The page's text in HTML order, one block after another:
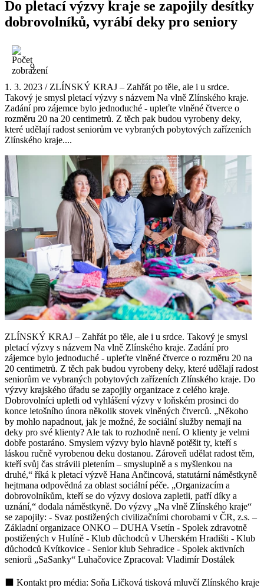
Do pletací výzvy kraje se zapojily desítky
dobrovolníků, vyrábí deky pro seniory
9
1. 3. 2023 / ZLÍNSKÝ KRAJ – Zahřát po těle, ale i u srdce.
Takový je smysl pletací výzvy s názvem Na vlně Zlínského kraje.
Zadání pro zájemce bylo jednoduché - upleťte vlněné čtverce o
rozměru 20 na 20 centimetrů. Z těch pak budou vyrobeny deky,
které udělají radost seniorům ve vybraných pobytových zařízeních
Zlínského kraje....
ZLÍNSKÝ KRAJ – Zahřát po těle, ale i u srdce. Takový je smysl
pletací výzvy s názvem Na vlně Zlínského kraje. Zadání pro
zájemce bylo jednoduché - upleťte vlněné čtverce o rozměru 20 na
20 centimetrů. Z těch pak budou vyrobeny deky, které udělají radost
seniorům ve vybraných pobytových zařízeních Zlínského kraje. Do
výzvy krajského úřadu se zapojily organizace z celého kraje.
Dobrovolníci upletli od vyhlášení výzvy v loňském prosinci do
konce letošního února několik stovek vlněných čtverců. „Někoho
by mohlo napadnout, jak je možné, že sociální služby nemají na
deky pro své klienty? Ale tak to rozhodně není. O klienty je velmi
dobře postaráno. Smyslem výzvy bylo hlavně potěšit ty, kteří s
láskou ručně vyrobenou deku dostanou. Zároveň udělat radost těm,
kteří svůj čas strávili pletením – smysluplně a s myšlenkou na
druhé,“ říká k pletací výzvě Hana Ančincová, statutární náměstkyně
hejtmana odpovědná za oblast sociální péče. „Organizacím a
dobrovolníkům, kteří se do výzvy doslova zapletli, patří díky a
uznání,“ dodala náměstkyně. Do výzvy „Na vlně Zlínského kraje“
se zapojily: - Svaz postižených civilizačními chorobami v ČR, z.s. –
Základní organizace ONKO – DUHA Vsetín - Spolek zdravotně
postižených v Hulíně - Klub důchodců v Uherském Hradišti - Klub
důchodců Kvítkovice - Senior klub Sehradice - Spolek aktivních
seniorů „SaSanky“ Luhačovice Zpracoval: Vladimír Dostálek
⬛ Kontakt pro média: Soňa Ličková tisková mluvčí Zlínského kraje